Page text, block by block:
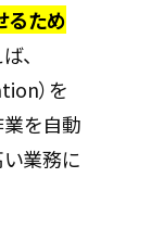
るため
、
）を
業を自動
業務に